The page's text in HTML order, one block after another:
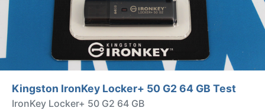
Kingston IronKey Locker+ 50 G2 64 GB Test
IronKey Locker+ 50 G2 64 GB